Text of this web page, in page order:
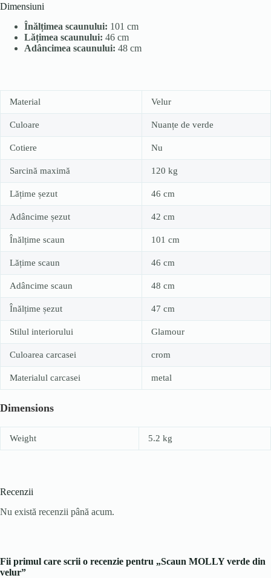
Dimensiuni
Înălțimea scaunului: 101 cm
Lățimea scaunului: 46 cm
Adâncimea scaunului: 48 cm
Material Velur
Culoare Nuanțe de verde
Cotiere Nu
Sarcină maximă 120 kg
Lățime șezut 46 cm
Adâncime șezut 42 cm
Înălțime scaun 101 cm
Lățime scaun 46 cm
Adâncime scaun 48 cm
Înălțime șezut 47 cm
Stilul interiorului Glamour
Culoarea carcasei crom
Materialul carcasei metal
Dimensions
Weight 5.2 kg
Recenzii
Nu există recenzii până acum.
Fii primul care scrii o recenzie pentru „Scaun MOLLY verde din
velur”